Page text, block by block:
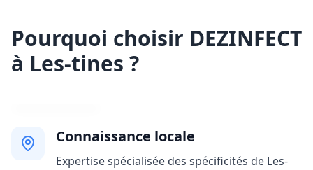
Pourquoi choisir DEZINFECT
à Les-tines ?
Connaissance locale
Expertise spécialisée des spécificités de Les-